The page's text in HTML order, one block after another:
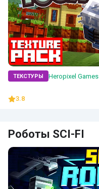
ТЕКСТУРЫ Heropixel Games
3.8
Роботы SCI-FI